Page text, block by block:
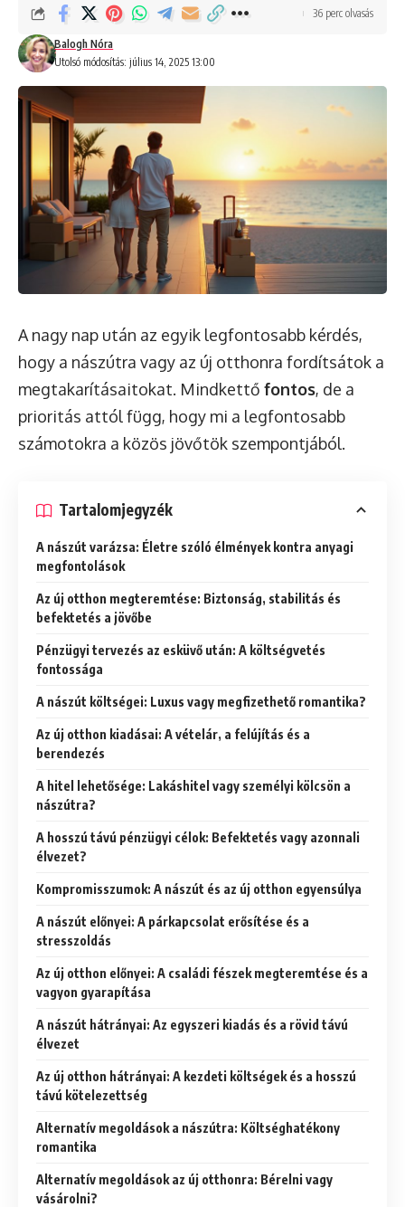
Utolsó módosítás: július 14, 2025 13:00
Balogh Nóra
36 perc olvasás
A nagy nap után az egyik legfontosabb kérdés,
hogy a nászútra vagy az új otthonra fordítsátok a
megtakarításaitokat. Mindkettő fontos, de a
prioritás attól függ, hogy mi a legfontosabb
számotokra a közös jövőtök szempontjából.
Tartalomjegyzék
A nászút varázsa: Életre szóló élmények kontra anyagi
megfontolások
Az új otthon megteremtése: Biztonság, stabilitás és
befektetés a jövőbe
Pénzügyi tervezés az esküvő után: A költségvetés
fontossága
A nászút költségei: Luxus vagy megfizethető romantika?
Az új otthon kiadásai: A vételár, a felújítás és a
berendezés
A hitel lehetősége: Lakáshitel vagy személyi kölcsön a
nászútra?
A hosszú távú pénzügyi célok: Befektetés vagy azonnali
élvezet?
Kompromisszumok: A nászút és az új otthon egyensúlya
A nászút előnyei: A párkapcsolat erősítése és a
stresszoldás
Az új otthon előnyei: A családi fészek megteremtése és a
vagyon gyarapítása
A nászút hátrányai: Az egyszeri kiadás és a rövid távú
élvezet
Az új otthon hátrányai: A kezdeti költségek és a hosszú
távú kötelezettség
Alternatív megoldások a nászútra: Költséghatékony
romantika
Alternatív megoldások az új otthonra: Bérelni vagy
vásárolni?